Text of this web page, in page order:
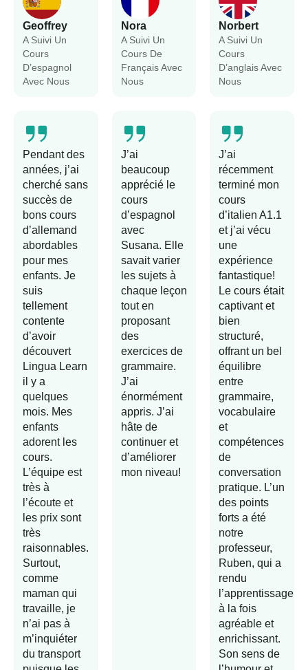
Geoffrey
A Suivi Un
Cours
D’espagnol
Avec Nous
Nora
A Suivi Un
Cours De
Français Avec
Nous
Norbert
A Suivi Un
Cours
D’anglais Avec
Nous
Pendant des
années, j’ai
cherché sans
succès de
bons cours
d’allemand
abordables
pour mes
enfants. Je
suis
tellement
contente
d’avoir
découvert
Lingua Learn
il y a
quelques
mois. Mes
enfants
adorent les
cours.
L’équipe est
très à
l’écoute et
les prix sont
très
raisonnables.
Surtout,
comme
maman qui
travaille, je
n’ai pas à
m’inquiéter
du transport
J’ai
beaucoup
apprécié le
cours
d’espagnol
avec
Susana. Elle
savait varier
les sujets à
chaque leçon
tout en
proposant
des
exercices de
grammaire.
J’ai
énormément
appris. J’ai
hâte de
continuer et
d’améliorer
mon niveau!
J’ai
récemment
terminé mon
cours
d’italien A1.1
et j’ai vécu
une
expérience
fantastique!
Le cours était
captivant et
bien
structuré,
offrant un bel
équilibre
entre
grammaire,
vocabulaire
et
compétences
de
conversation
pratique. L’un
des points
forts a été
notre
professeur,
Ruben, qui a
rendu
l’apprentissage
à la fois
agréable et
enrichissant.
Son sens de